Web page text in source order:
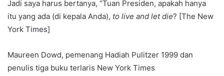
Jadi saya harus bertanya, “Tuan Presiden, apakah hanya
itu yang ada (di kepala Anda), to live and let die? [The New
York Times]
Maureen Dowd, pemenang Hadiah Pulitzer 1999 dan
penulis tiga buku terlaris New York Times